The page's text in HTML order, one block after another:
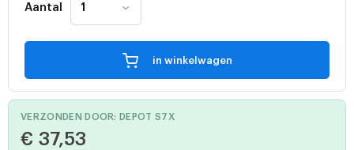
Aantal
in winkelwagen
VERZONDEN DOOR: DEPOT S7X
€ 37,53